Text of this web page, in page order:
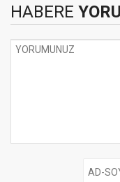
HABERE